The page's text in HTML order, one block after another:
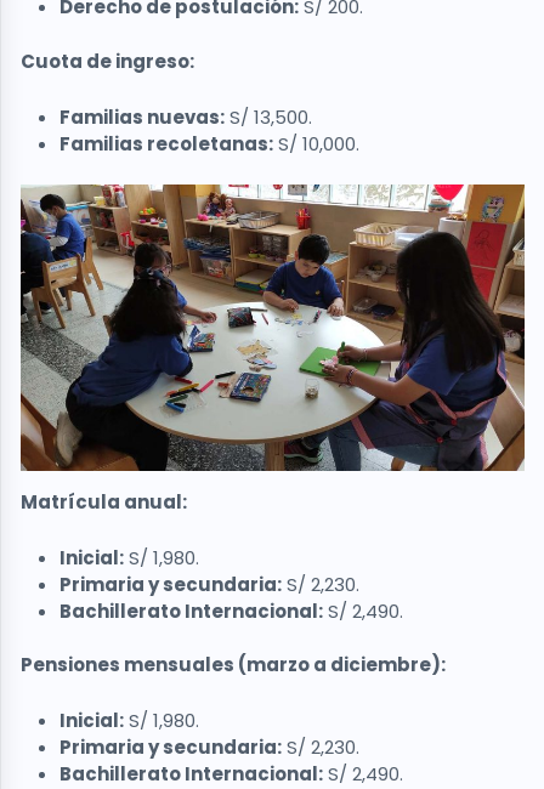
Derecho de postulación:S/ 200.
Cuota de ingreso:
Familias nuevas:S/ 13,500.
Familias recoletanas:S/ 10,000.
Matrícula anual:
Inicial:S/ 1,980.
Primaria y secundaria:S/ 2,230.
Bachillerato Internacional:S/ 2,490.
Pensiones mensuales (marzo a diciembre):
Inicial:S/ 1,980.
Primaria y secundaria:S/ 2,230.
Bachillerato Internacional:S/ 2,490.